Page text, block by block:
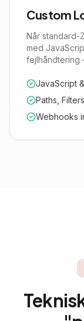
Custom
Når standard-
med
fejlhåndtering
JavaScript
Paths,
Webhooks